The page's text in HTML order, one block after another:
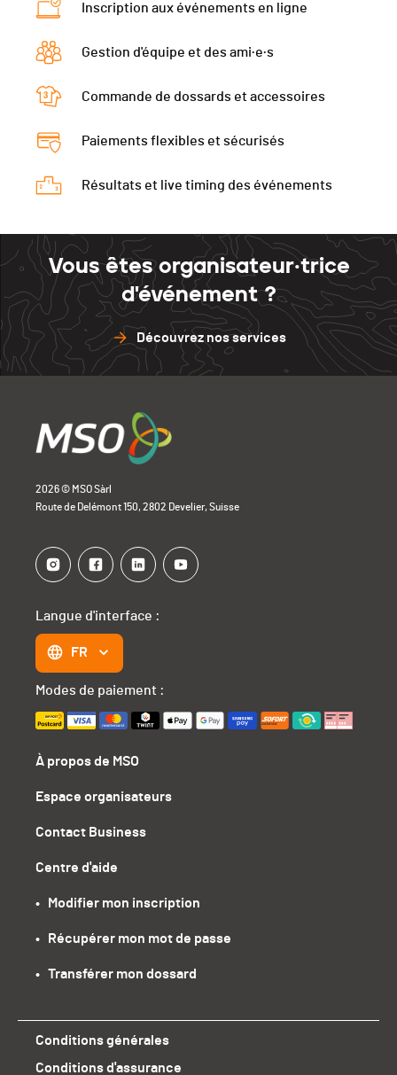
Inscription aux événements en ligne
Gestion d'équipe et des ami·e·s
Commande de dossards et accessoires
Paiements flexibles et sécurisés
Résultats et live timing des événements
Vous êtes organisateur·trice
d'événement ?
Découvrez nos services
2026 © MSO Sàrl
Route de Delémont 150, 2802 Develier, Suisse
À propos de MSO
Espace organisateurs
Contact Business
Centre d'aide
•   Modifier mon inscription
•   Récupérer mon mot de passe
•   Transférer mon dossard
Langue d'interface :
FR
Modes de paiement :
Conditions générales
Conditions d'assurance